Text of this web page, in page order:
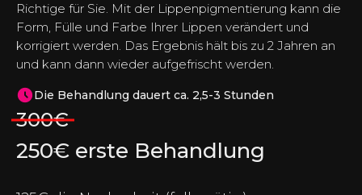
Richtige für Sie. Mit der Lippenpigmentierung kann die
Form, Fülle und Farbe Ihrer Lippen verändert und
korrigiert werden. Das Ergebnis hält bis zu 2 Jahren an
und kann dann wieder aufgefrischt werden.
Die Behandlung dauert ca. 2,5-3 Stunden
300€
250€ erste Behandlung